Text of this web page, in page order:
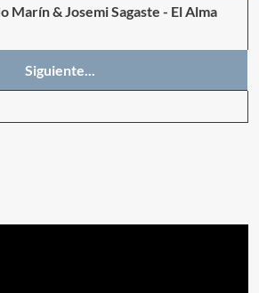
Marín & Josemi Sagaste - El Alma
Siguiente...